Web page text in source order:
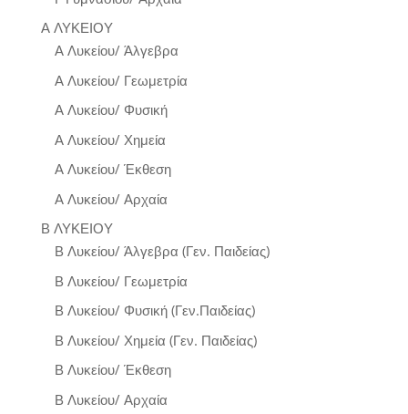
Α ΛΥΚΕΙΟΥ
Α Λυκείου/ Άλγεβρα
Α Λυκείου/ Γεωμετρία
Α Λυκείου/ Φυσική
Α Λυκείου/ Χημεία
Α Λυκείου/ Έκθεση
Α Λυκείου/ Αρχαία
Β ΛΥΚΕΙΟΥ
Β Λυκείου/ Άλγεβρα (Γεν. Παιδείας)
Β Λυκείου/ Γεωμετρία
Β Λυκείου/ Φυσική (Γεν.Παιδείας)
Β Λυκείου/ Χημεία (Γεν. Παιδείας)
Β Λυκείου/ Έκθεση
Β Λυκείου/ Αρχαία